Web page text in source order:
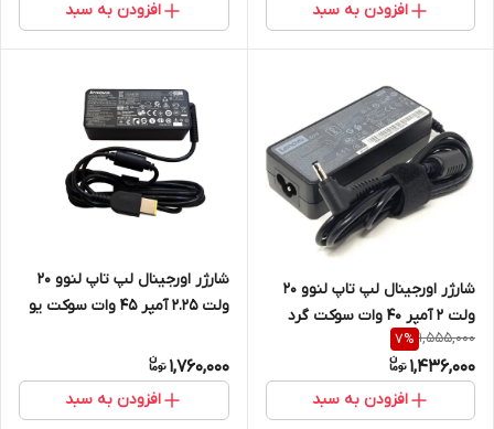
افزودن به سبد افزودن به سبد
شارژر اورجینال لپ تاپ لنوو 20
ولت 2 آمپر 40 وات سوکت گرد
کوچک 4mm X 1.7mm
1,555,000
7%
1,436,000
افزودن به سبد
شارژر اورجینال لپ تاپ لنوو 20
ولت 2.25 آمپر 45 وات سوکت یو
1,760,000
افزودن به سبد